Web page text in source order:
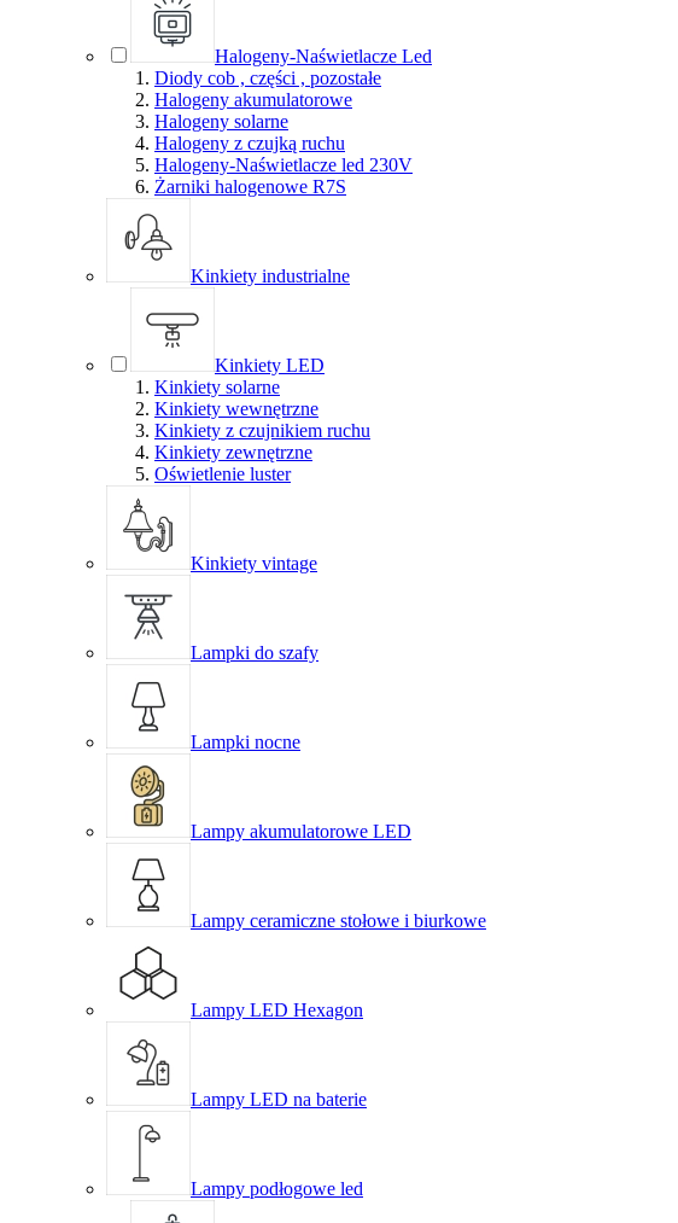
Halogeny-Naświetlacze Led
Diody cob , części , pozostałe
Halogeny akumulatorowe
Halogeny solarne
Halogeny z czujką ruchu
Halogeny-Naświetlacze led 230V
Żarniki halogenowe R7S
Kinkiety industrialne
Kinkiety LED
Kinkiety solarne
Kinkiety wewnętrzne
Kinkiety z czujnikiem ruchu
Kinkiety zewnętrzne
Oświetlenie luster
Kinkiety vintage
Lampki do szafy
Lampki nocne
Lampy akumulatorowe LED
Lampy ceramiczne stołowe i biurkowe
Lampy LED Hexagon
Lampy LED na baterie
Lampy podłogowe led